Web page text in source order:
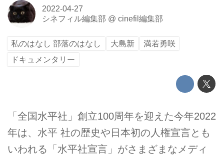
2022-04-27
シネフィル編集部 @ cinefil編集部
私のはなし 部落のはなし 大島新
満若勇咲
ドキュメンタリー
「全国水平社」創立100周年を迎えた今年2022
年は、水平 社の歴史や日本初の人権宣言とも
いわれる「水平社宣言」がさまざまなメディ